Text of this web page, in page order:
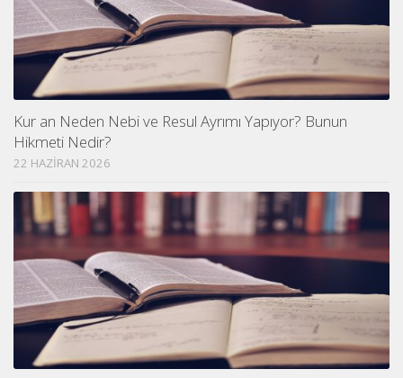
Kur an Neden Nebi ve Resul Ayrımı Yapıyor? Bunun
Hikmeti Nedir?
22 HAZIRAN 2026